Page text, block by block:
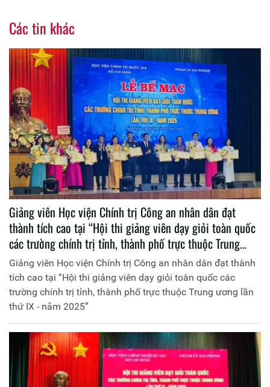
Các tin khác
Giảng viên Học viện Chính trị Công an nhân dân đạt
thành tích cao tại “Hội thi giảng viên dạy giỏi toàn quốc
các trường chính trị tỉnh, thành phố trực thuộc Trung
ương lần thứ IX - năm 2025”
Giảng viên Học viện Chính trị Công an nhân dân đạt thành
tích cao tại “Hội thi giảng viên dạy giỏi toàn quốc các
trường chính trị tỉnh, thành phố trực thuộc Trung ương lần
thứ IX - năm 2025”